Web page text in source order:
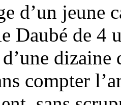
d’un jeune
Daubé de 4
compter